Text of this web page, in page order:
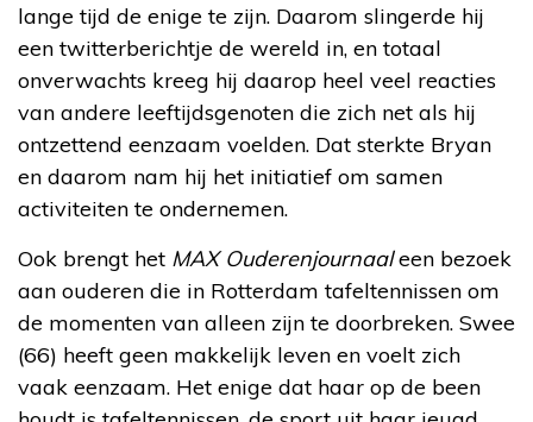
lange tijd de enige te zijn. Daarom slingerde hij
een twitterberichtje de wereld in, en totaal
onverwachts kreeg hij daarop heel veel reacties
van andere leeftijdsgenoten die zich net als hij
ontzettend eenzaam voelden. Dat sterkte Bryan
en daarom nam hij het initiatief om samen
activiteiten te ondernemen.
Ook brengt het MAX Ouderenjournaaleen bezoek
aan ouderen die in Rotterdam tafeltennissen om
de momenten van alleen zijn te doorbreken. Swee
(66) heeft geen makkelijk leven en voelt zich
vaak eenzaam. Het enige dat haar op de been